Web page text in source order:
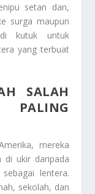
setan dan,
surga maupun
kutuk untuk
yang terbuat
SALAH
mereka
di ukir daripada
lentera.
sekolah, dan